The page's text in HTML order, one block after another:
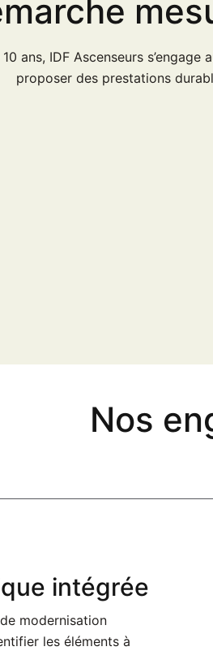
ans, IDF Ascenseurs
proposer des prestations
Nos
intégrée
modernisation
les éléments à